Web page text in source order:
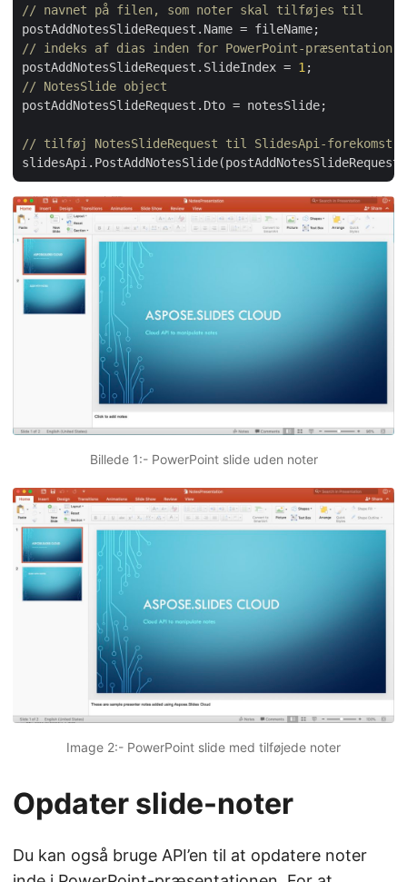
// navnet på filen, som noter skal tilføjes til
// indeks af dias inden for PowerPoint-præsentation
postAddNotesSlideRequest.SlideIndex = 1
// NotesSlide object
postAddNotesSlideRequest.Dto = notesSlide;
// tilføj NotesSlideRequest til SlidesApi-forekomst
Billede 1:- PowerPoint slide uden noter
Image 2:- PowerPoint slide med tilføjede noter
Opdater slide-noter
Du kan også bruge API’en til at opdatere noter